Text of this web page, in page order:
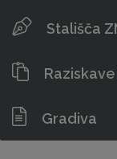
Stališča
Gradiva